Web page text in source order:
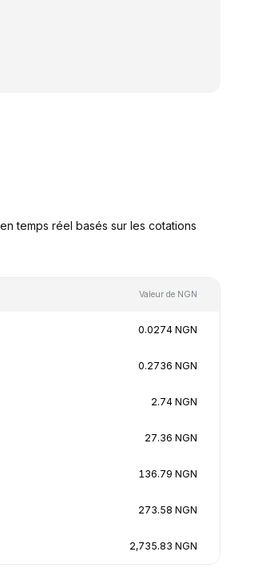
temps réel basés sur les cotations
Valeur de NGN
0.0274 NGN
0.2736 NGN
2.74 NGN
27.36 NGN
136.79 NGN
273.58 NGN
2,735.83 NGN